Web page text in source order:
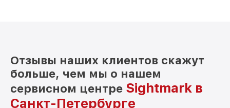
Отзывы наших клиентов скажут
больше, чем мы о нашем
сервисном центре Sightmark в
Санкт-Петербурге